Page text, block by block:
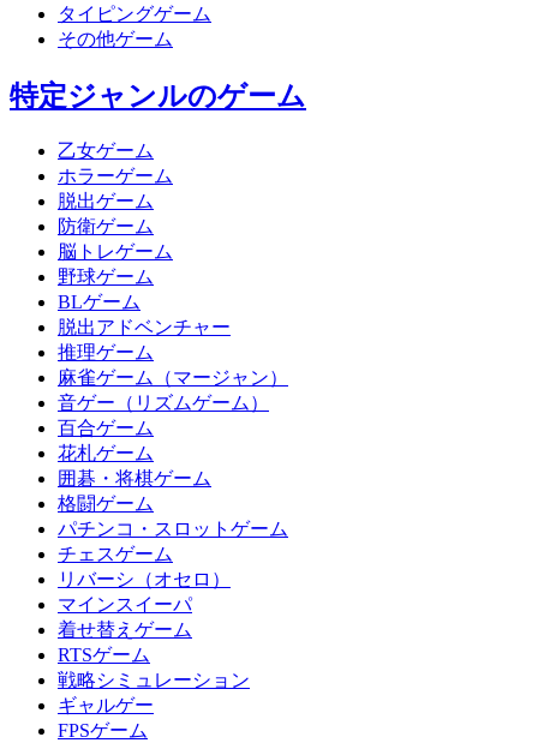
タイピングゲーム
その他ゲーム
特定ジャンルのゲーム
乙女ゲーム
ホラーゲーム
脱出ゲーム
防衛ゲーム
脳トレゲーム
野球ゲーム
BLゲーム
脱出アドベンチャー
推理ゲーム
麻雀ゲーム（マージャン）
音ゲー（リズムゲーム）
百合ゲーム
花札ゲーム
囲碁・将棋ゲーム
格闘ゲーム
パチンコ・スロットゲーム
チェスゲーム
リバーシ（オセロ）
マインスイーパ
着せ替えゲーム
RTSゲーム
戦略シミュレーション
ギャルゲー
FPSゲーム